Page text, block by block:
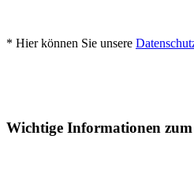
* Hier können Sie unsere
Wichtige Informationen